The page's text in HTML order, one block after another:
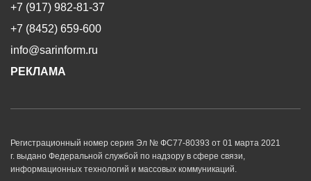
+7 (917) 982-81-37
+7 (8452) 659-600
info@sarinform.ru
РЕКЛАМА
Регистрационный номер серия Эл № ФС77-80393 от 01 марта 2021
г. выдано Федеральной службой по надзору в сфере связи,
информационных технологий и массовых коммуникаций.